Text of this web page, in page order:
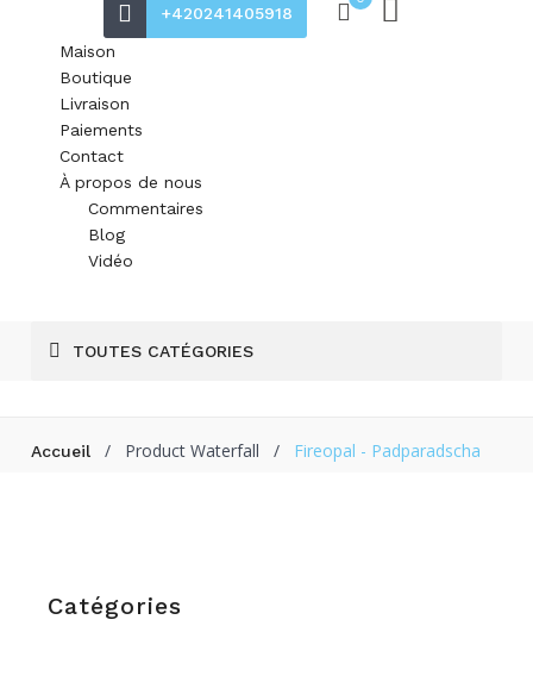
+420241405918
Maison
Boutique
Livraison
Paiements
Contact
À propos de nous
Commentaires
Blog
Vidéo
TOUTES CATÉGORIES
Accueil / Product Waterfall / Fireopal - Padparadscha
Catégories